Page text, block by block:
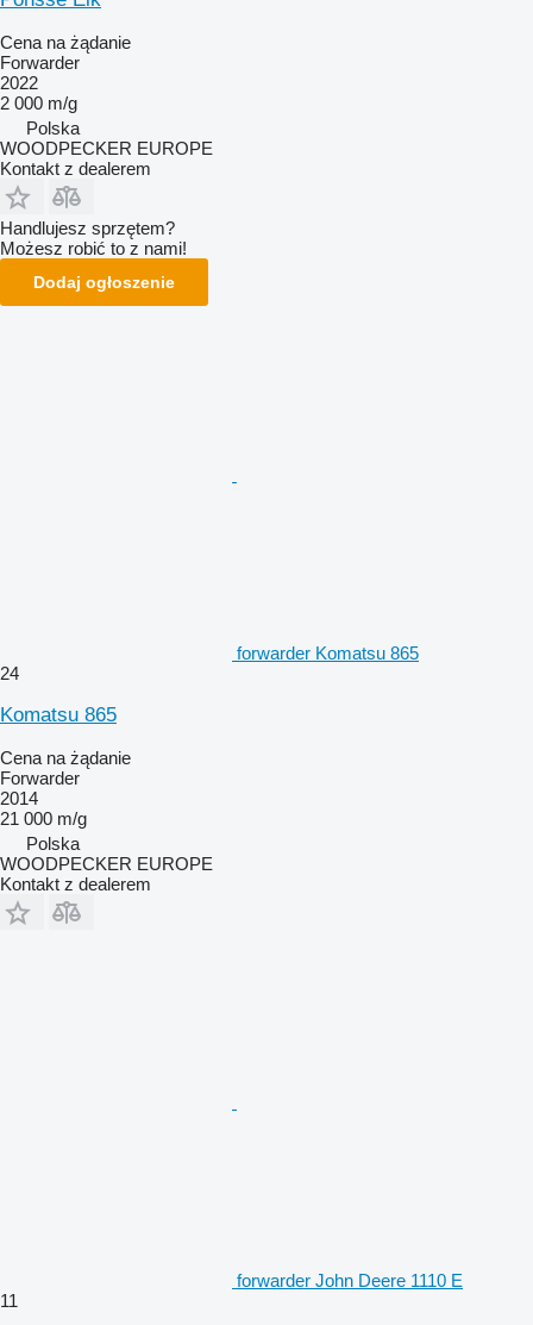
Cena na żądanie
Forwarder
2022
2 000 m/g
Polska
WOODPECKER EUROPE
Kontakt z dealerem
Handlujesz sprzętem?
Możesz robić to z nami!
Dodaj ogłoszenie
forwarder Komatsu 865
24
Komatsu 865
Cena na żądanie
Forwarder
2014
21 000 m/g
Polska
WOODPECKER EUROPE
Kontakt z dealerem
forwarder John Deere 1110 E
11